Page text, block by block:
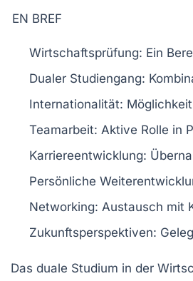
EN BREF
Wirtschaftsprüfung: Ein
Dualer Studiengang:
Internationalität:
Teamarbeit: Aktive Rolle in
Karriereentwicklung:
Persönliche
Networking: Austausch mit
Zukunftsperspektiven:
Das duale Studium in der